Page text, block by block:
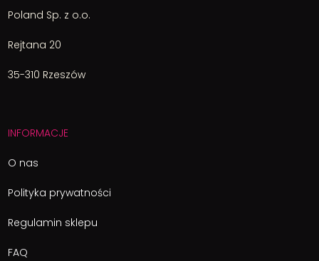
Poland Sp. z o.o.
Rejtana 20
35-310 Rzeszów
INFORMACJE
O nas
Polityka prywatności
Regulamin sklepu
FAQ